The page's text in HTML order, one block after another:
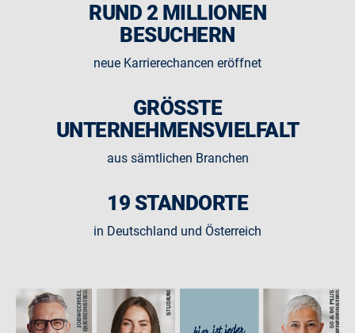
RUND 2 MILLIONEN
BESUCHERN
neue Karrierechancen eröffnet
GRÖSSTE U
NTERNEHMENSVIELFALT
aus sämtlichen Branchen
19 STANDORTE
in Deutschland und Österreich